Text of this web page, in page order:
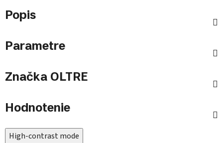
Popis
Parametre
Značka OLTRE
Hodnotenie
High-contrast mode